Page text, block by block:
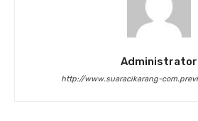
Administrator
http://www.suaracikarang-